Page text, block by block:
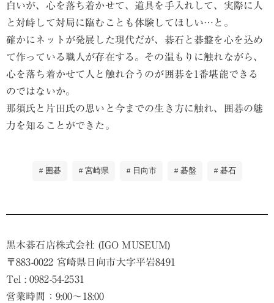
白いが、心を落ち着かせて、道具を手入れして、実際に人
と対峙して対局に臨むことも体験してほしい…と。
確かにネットが発展した現代だが、碁石と碁盤を心を込め
て作っている職人が存在する。その温もりに触れながら、
心を落ち着かせて人と触れ合うのが囲碁を1番堪能できる
のではないか。
那須氏と片田氏の思いと今までの生き方に触れ、囲碁の魅
力を知ることができた。
囲碁 宮崎県 日向市 碁盤 碁石
黒木碁石店株式会社 (IGO MUSEUM)
〒883-0022 宮崎県日向市大字平岩8491
Tel : 0982-54-2531
営業時間：9:00～18:00